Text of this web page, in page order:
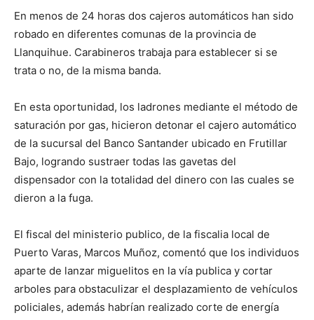
En menos de 24 horas dos cajeros automáticos han sido
robado en diferentes comunas de la provincia de
Llanquihue. Carabineros trabaja para establecer si se
trata o no, de la misma banda.
En esta oportunidad, los ladrones mediante el método de
saturación por gas, hicieron detonar el cajero automático
de la sucursal del Banco Santander ubicado en Frutillar
Bajo, logrando sustraer todas las gavetas del
dispensador con la totalidad del dinero con las cuales se
dieron a la fuga.
El fiscal del ministerio publico, de la fiscalia local de
Puerto Varas, Marcos Muñoz, comentó que los individuos
aparte de lanzar miguelitos en la vía publica y cortar
arboles para obstaculizar el desplazamiento de vehículos
policiales, además habrían realizado corte de energía